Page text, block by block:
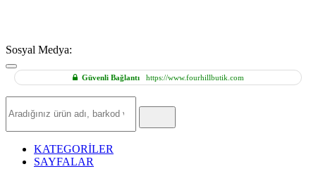
Sosyal Medya:
Güvenli Bağlantıhttps://www.fourhillbutik.com
Ürün
KATEGORİLER
SAYFALAR